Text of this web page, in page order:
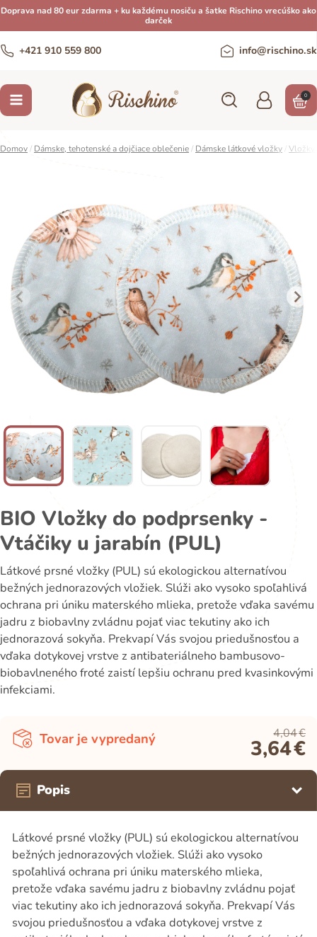
Doprava nad 80 eur zdarma + ku každému nosiču a šatke Rischino vrecúško ako
darček
+421 910 559 800 info@rischino.sk
0
Domov/ Dámske, tehotenské a dojčiace oblečenie/ Dámske látkové vložky Vložky
BIO Vložky do podprsenky -
Vtáčiky u jarabín (PUL)
Látkové prsné vložky (PUL) sú ekologickou alternatívou
bežných jednorazových vložiek. Slúži ako vysoko spoľahlivá
ochrana pri úniku materského mlieka, pretože vďaka savému
jadru z biobavlny zvládnu pojať viac tekutiny ako ich
jednorazová sokyňa. Prekvapí Vás svojou priedušnosťou a
vďaka dotykovej vrstve z antibateriálneho bambusovo-
biobavlneného froté zaistí lepšiu ochranu pred kvasinkovými
infekciami.
Tovar je vypredaný 4,04€
3,64€
Popis
Látkové prsné vložky (PUL) sú ekologickou alternatívou
bežných jednorazových vložiek. Slúži ako vysoko
spoľahlivá ochrana pri úniku materského mlieka,
pretože vďaka savému jadru z biobavlny zvládnu pojať
viac tekutiny ako ich jednorazová sokyňa. Prekvapí Vás
svojou priedušnosťou a vďaka dotykovej vrstve z